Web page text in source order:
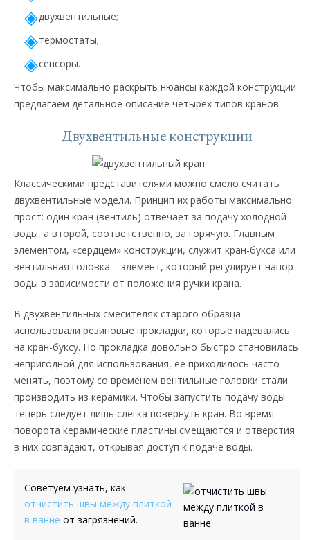
двухвентильные;
термостаты;
сенсоры.
Чтобы максимально раскрыть нюансы каждой конструкции
предлагаем детальное описание четырех типов кранов.
Двухвентильные конструкции
Классическими представителями можно смело считать
двухвентильные модели. Принцип их работы максимально
прост: один кран (вентиль) отвечает за подачу холодной
воды, а второй, соответственно, за горячую. Главным
элементом, «сердцем» конструкции, служит кран-букса или
вентильная головка – элемент, который регулирует напор
воды в зависимости от положения ручки крана.
В двухвентильных смесителях старого образца
использовали резиновые прокладки, которые надевались
на кран-буксу. Но прокладка довольно быстро становилась
непригодной для использования, ее приходилось часто
менять, поэтому со временем вентильные головки стали
производить из керамики. Чтобы запустить подачу воды
теперь следует лишь слегка повернуть кран. Во время
поворота керамические пластины смещаются и отверстия
в них совпадают, открывая доступ к подаче воды.
Советуем узнать, как
отчистить швы между плиткой
в ванне от загрязнений.